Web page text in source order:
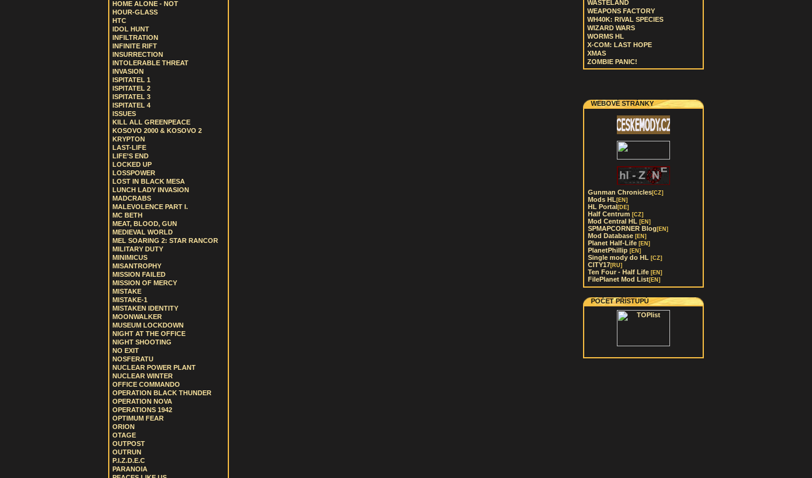
HOME ALONE - NOT
HOUR-GLASS
HTC
IDOL HUNT
INFILTRATION
INFINITE RIFT
INSURRECTION
INTOLERABLE THREAT
INVASION
ISPITATEL 1
ISPITATEL 2
ISPITATEL 3
ISPITATEL 4
ISSUES
KILL ALL GREENPEACE
KOSOVO 2000 & KOSOVO 2
KRYPTON
LAST-LIFE
LIFE’S END
LOCKED UP
LOSSPOWER
LOST IN BLACK MESA
LUNCH LADY INVASION
MADCRABS
MALEVOLENCE PART I.
MC BETH
MEAT, BLOOD, GUN
MEDIEVAL WORLD
MEL SOARING 2: STAR RANCOR
MILITARY DUTY
MINIMICUS
MISANTROPHY
MISSION FAILED
MISSION OF MERCY
MISTAKE
MISTAKE-1
MISTAKEN IDENTITY
MOONWALKER
MUSEUM LOCKDOWN
NIGHT AT THE OFFICE
NIGHT SHOOTING
NO EXIT
NOSFERATU
NUCLEAR POWER PLANT
NUCLEAR WINTER
OFFICE COMMANDO
OPERATION BLACK THUNDER
OPERATION NOVA
OPERATIONS 1942
OPTIMUM FEAR
ORION
OTAGE
OUTPOST
OUTRUN
P.I.Z.D.E.C
PARANOIA
WASTELAND
WEAPONS FACTORY
WH40K: RIVAL SPECIES
WIZARD WARS
WORMS HL
X-COM: LAST HOPE
XMAS
ZOMBIE PANIC!
WEBOVÉ STRÁNKY
Gunman Chronicles[CZ]
Mods HL [EN]
HL Portal[DE]
Half Centrum [CZ]
Mod Central HL [EN]
SPMAPCORNER Blog [EN]
Mod Database [EN]
Planet Half-Life [EN]
PlanetPhillip [EN]
Single mody do HL [CZ]
CITY17[RU]
Ten Four - Half Life [EN]
FilePlanet Mod List[EN]
POČET PŘÍSTUPŮ